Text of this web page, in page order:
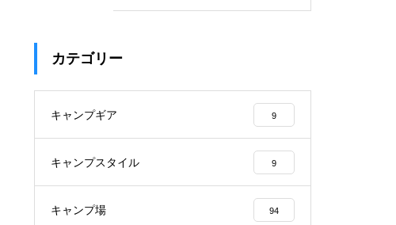
カテゴリー
キャンプギア 9
キャンプスタイル 9
キャンプ場 94